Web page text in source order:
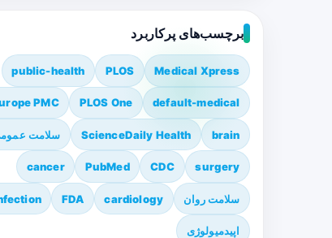
برچسب‌های پرکاربرد
Medical Xpress
PLOS
public-health
default-medical
PLOS One
PMC
brain
ScienceDaily Health سلامت
surgery
CDC
PubMed
cancer
سلامت روان cardiology
FDA
اپیدمیولوژی